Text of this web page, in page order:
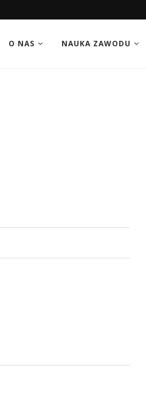
O NAS NAUKA ZAWODU